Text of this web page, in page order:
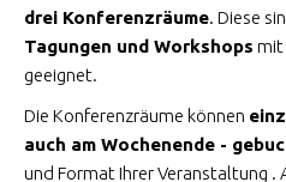
drei Konferenzräume. Diese
Tagungen und Workshops mit
geeignet.
Die Konferenzräume können
auch am Wochenende -
und Format Ihrer Veranstaltung .